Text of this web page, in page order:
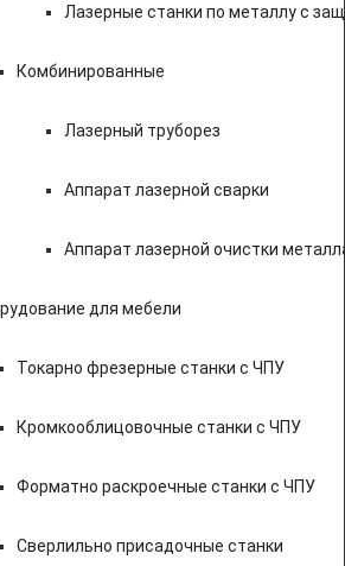
Лазерные станки по металлу с
Комбинированные
Лазерный труборез
Аппарат лазерной сварки
Аппарат лазерной очистки
для мебели
Токарно фрезерные станки с ЧПУ
Кромкооблицовочные станки с ЧПУ
Форматно раскроечные станки с ЧПУ
Сверлильно присадочные станки